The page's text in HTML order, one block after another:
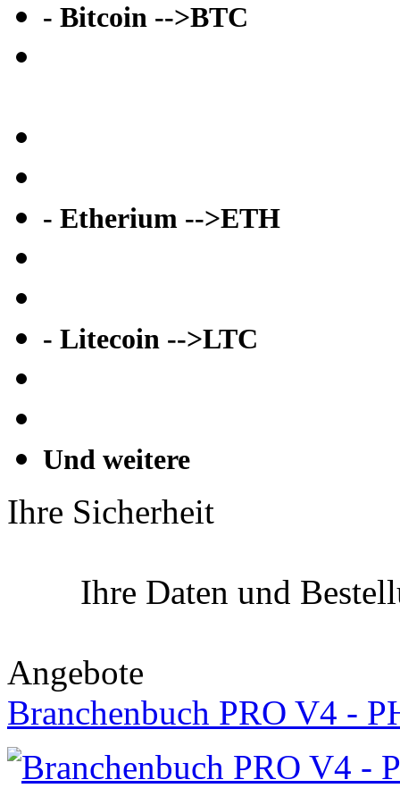
- Bitcoin -->BTC
- Etherium -->ETH
- Litecoin -->LTC
Und weitere
Ihre Sicherheit
Ihre Daten und
Angebote
Branchenbuch PRO V4 -